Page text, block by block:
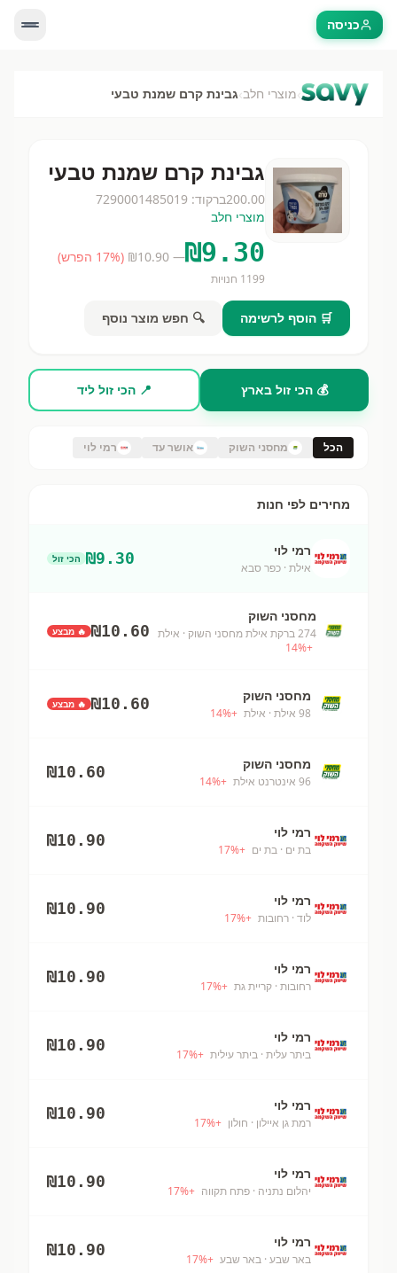
כניסה
›מוצרי חלב›גבינת קרם שמנת טבעי
גבינת קרם שמנת טבעי
200.00ברקוד: 7290001485019
מוצרי חלב
₪9.30
— ₪
10.90
(
17% הפרש)
1199 חנויות
🛒 הוסף לרשימה 🔍 חפש מוצר נוסף
💰 הכי זול בארץ 📍 הכי זול ליד
הכל מחסני השוק אושר עד רמי לוי
מחירים לפי חנות
רמי לוי
אילת · כפר סבא
₪9.30 הכי זול
מחסני השוק
274 ברקת אילת מחסני השוק
· אילת
+
14%
₪10.60 🔥 מבצע
מחסני השוק
98 אילת · אילת +
14%
₪10.60 🔥 מבצע
מחסני השוק
96 אינטרנט אילת +
14%
₪10.60
רמי לוי
בת ים · בת ים +
17%
₪10.90
רמי לוי
לוד · רחובות +
17%
₪10.90
רמי לוי
רחובות · קריית גת +
17%
₪10.90
רמי לוי
ביתר עלית · ביתר עילית +
17%
₪10.90
רמי לוי
רמת גן איילון · חולון +
17%
₪10.90
רמי לוי
יהלום נתניה · פתח תקווה +
17%
₪10.90
רמי לוי
באר שבע · באר שבע +
17%
₪10.90